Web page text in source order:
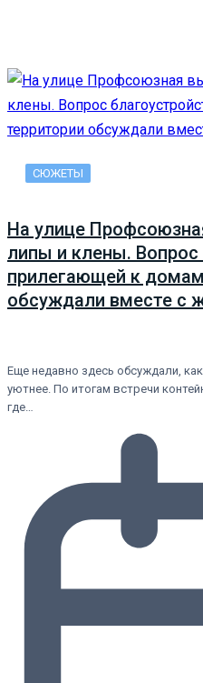
СЮЖЕТЫ
На улице
липы и клены. Вопрос
прилегающей к
обсуждали вместе с
Еще недавно здесь обсуждали,
уютнее. По итогам встречи
где…